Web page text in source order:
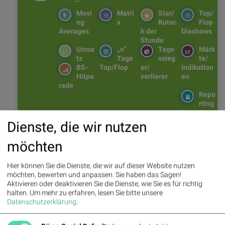
Top/
Flop
Diashows
Star/
Rutsc
h der
Stunde
Matri
x
Movi
ng
Averages
Märk
te/
Indikation
en
Tage
ssieg
er/
verlierer
„n“
Tage
Top/Flop
Umsa
tz
BS-
Hitpa
rade
Repo
rting
Days
Bildnachweis
Aktien auf dem Radar:Rosenbauer,Bajaj Mobility AG ,Andritz
Semperit,EuroTeleSites AG,Flughafen Wien,ATX
ATX TR,Bawag,ATX NTR
Warimpex
Dienste, die wir nutzen
möchten
Hier können Sie die Dienste, die wir auf dieser Website nutzen
möchten, bewerten und anpassen. Sie haben das Sagen!
Aktivieren oder deaktivieren Sie die Dienste, wie Sie es für richtig
halten. Um mehr zu erfahren, lesen Sie bitte unsere
Datenschutzerklärung.